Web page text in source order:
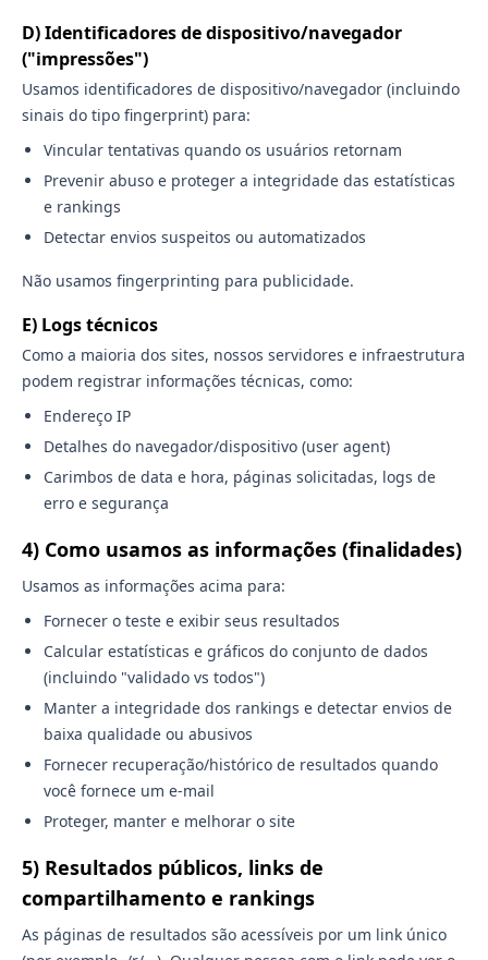
D) Identificadores de dispositivo/navegador
("impressões")
Usamos identificadores de dispositivo/navegador (incluindo
sinais do tipo fingerprint) para:
Vincular tentativas quando os usuários retornam
Prevenir abuso e proteger a integridade das estatísticas
e rankings
Detectar envios suspeitos ou automatizados
Não usamos fingerprinting para publicidade.
E) Logs técnicos
Como a maioria dos sites, nossos servidores e infraestrutura
podem registrar informações técnicas, como:
Endereço IP
Detalhes do navegador/dispositivo (user agent)
Carimbos de data e hora, páginas solicitadas, logs de
erro e segurança
4) Como usamos as informações (finalidades)
Usamos as informações acima para:
Fornecer o teste e exibir seus resultados
Calcular estatísticas e gráficos do conjunto de dados
(incluindo "validado vs todos")
Manter a integridade dos rankings e detectar envios de
baixa qualidade ou abusivos
Fornecer recuperação/histórico de resultados quando
você fornece um e-mail
Proteger, manter e melhorar o site
5) Resultados públicos, links de
compartilhamento e rankings
As páginas de resultados são acessíveis por um link único